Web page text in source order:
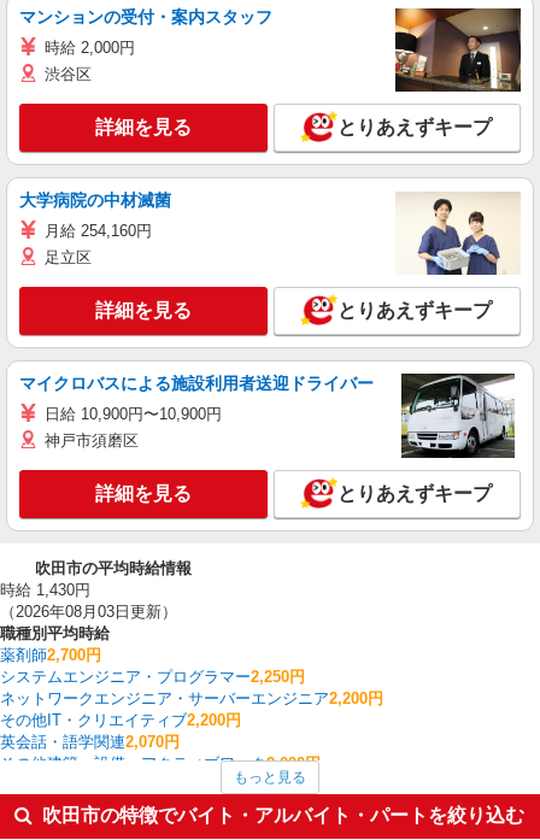
マンションの受付・案内スタッフ
時給 2,000円
渋谷区
詳細を見る とりあえずキープ
大学病院の中材滅菌
月給 254,160円
足立区
詳細を見る とりあえずキープ
マイクロバスによる施設利用者送迎ドライバー
日給 10,900円〜10,900円
神戸市須磨区
詳細を見る とりあえずキープ
吹田市の平均時給情報
時給 1,430円
（2026年08月03日更新）
職種別平均時給
薬剤師2,700円
システムエンジニア・プログラマー2,250円
ネットワークエンジニア・サーバーエンジニア2,200円
その他IT・クリエイティブ2,200円
英会話・語学関連2,070円
その他建築・設備・アクティブワーク2,000円
作業療法士・理学療法士・言語聴覚士・視能訓練士
1,926円
生産管理・品質管理 1,800円
もっと見る
吹田市の特徴でバイト・アルバイト・パートを絞り込む